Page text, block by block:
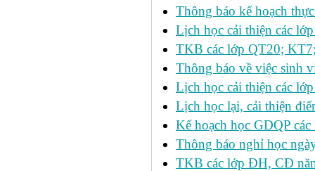
Thông báo kế hoạch
Lịch học cải thiện các
TKB các lớp QT20;
Thông báo về việc sinh
Lịch học cải thiện các
Lịch học lại, cải thiện
Kế hoạch học GDQP
Thông báo nghỉ học
TKB các lớp ĐH, CĐ